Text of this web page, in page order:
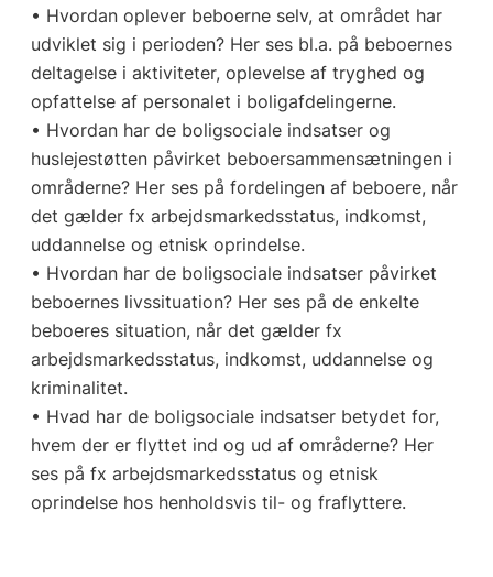
• Hvordan oplever beboerne selv, at området har
udviklet sig i perioden? Her ses bl.a. på beboernes
deltagelse i aktiviteter, oplevelse af tryghed og
opfattelse af personalet i boligafdelingerne.
• Hvordan har de boligsociale indsatser og
huslejestøtten påvirket beboersammensætningen i
områderne? Her ses på fordelingen af beboere, når
det gælder fx arbejdsmarkedsstatus, indkomst,
uddannelse og etnisk oprindelse.
• Hvordan har de boligsociale indsatser påvirket
beboernes livssituation? Her ses på de enkelte
beboeres situation, når det gælder fx
arbejdsmarkedsstatus, indkomst, uddannelse og
kriminalitet.
• Hvad har de boligsociale indsatser betydet for,
hvem der er flyttet ind og ud af områderne? Her
ses på fx arbejdsmarkedsstatus og etnisk
oprindelse hos henholdsvis til- og fraflyttere.